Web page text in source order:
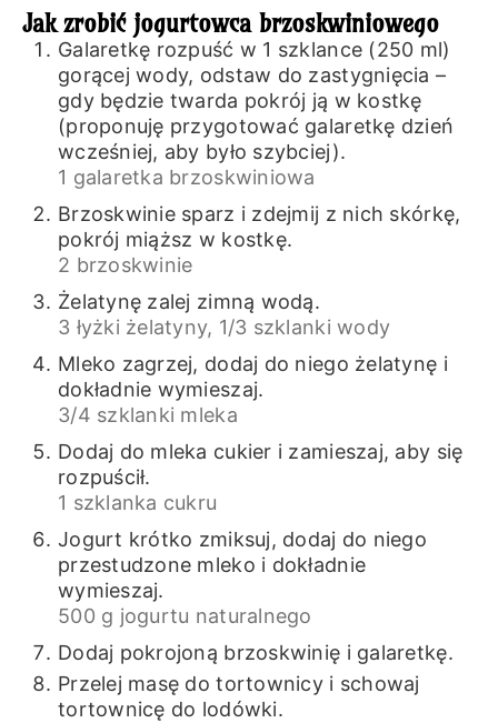
Jak zrobić jogurtowca brzoskwiniowego
Galaretkę rozpuść w 1 szklance (250 ml)
gorącej wody, odstaw do zastygnięcia –
gdy będzie twarda pokrój ją w kostkę
(proponuję przygotować galaretkę dzień
wcześniej, aby było szybciej).
1 galaretka brzoskwiniowa
Brzoskwinie sparz i zdejmij z nich skórkę,
pokrój miąższ w kostkę.
2 brzoskwinie
Żelatynę zalej zimną wodą.
3 łyżki żelatyny, 1/3 szklanki wody
Mleko zagrzej, dodaj do niego żelatynę i
dokładnie wymieszaj.
3/4 szklanki mleka
Dodaj do mleka cukier i zamieszaj, aby się
rozpuścił.
1 szklanka cukru
Jogurt krótko zmiksuj, dodaj do niego
przestudzone mleko i dokładnie
wymieszaj.
500 g jogurtu naturalnego
Dodaj pokrojoną brzoskwinię i galaretkę.
Przelej masę do tortownicy i schowaj
tortownicę do lodówki.